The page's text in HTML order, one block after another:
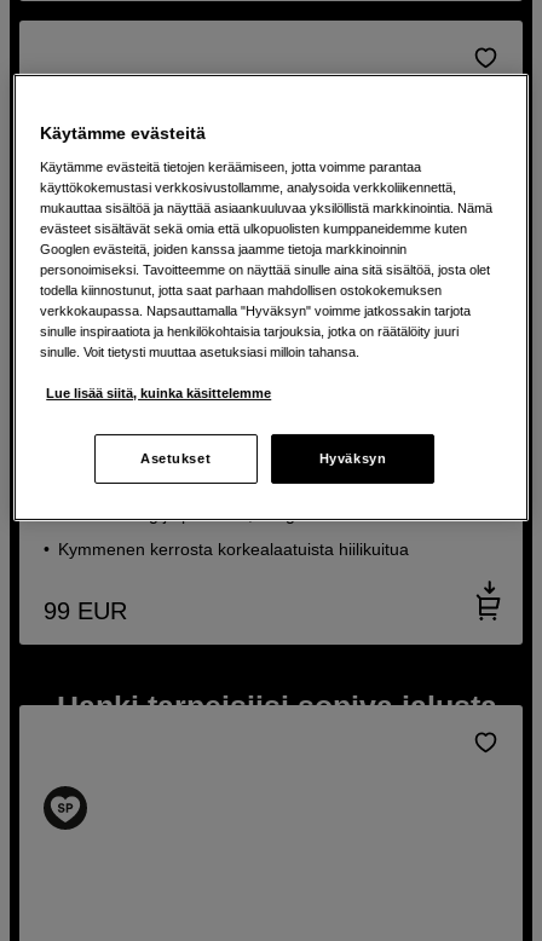
Vakaa ja joustava hiilijalusta
Leofoto Monopod MP-284C Carbon
Korkeus välillä 52,3–165cm
Kymmenen kerrosta korkealaatuista hiilikuitua
99 EUR
Hanki tarpeisiisi sopiva jalusta
Laaja valikoima edullisia jalustoja
Käytämme evästeitä
Käytämme evästeitä tietojen keräämiseen, jotta voimme parantaa
käyttökokemustasi verkkosivustollamme, analysoida verkkoliikennettä,
mukauttaa sisältöä ja näyttää asiaankuuluvaa yksilöllistä markkinointia. Nämä
evästeet sisältävät sekä omia että ulkopuolisten kumppaneidemme kuten
Googlen evästeitä, joiden kanssa jaamme tietoja markkinoinnin
personoimiseksi. Tavoitteemme on näyttää sinulle aina sitä sisältöä, josta olet
todella kiinnostunut, jotta saat parhaan mahdollisen ostokokemuksen
verkkokaupassa. Napsauttamalla "Hyväksyn" voimme jatkossakin tarjota
sinulle inspiraatiota ja henkilökohtaisia tarjouksia, jotka on räätälöity juuri
sinulle. Voit tietysti muuttaa asetuksiasi milloin tahansa.
Lue lisää siitä, kuinka käsittelemme
Asetukset Hyväksyn